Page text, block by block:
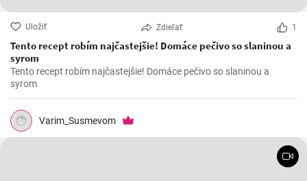
Uložiť Zdieľať 1
Tento recept robím najčastejšie! Domáce pečivo so slaninou a
syrom
Tento recept robím najčastejšie! Domáce pečivo so slaninou a
syrom
Varim_Susmevom